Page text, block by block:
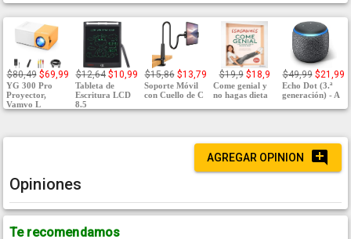
$80,49 $69,99
YG 300 Pro
Proyector,
Vamvo L
$12,64 $10,99
Tableta de
Escritura LCD
8.5
$15,86 $13,79
Soporte Móvil
con Cuello de C
$19,9 $18,9
Come genial y
no hagas dieta
$49,99 $21,99
Echo Dot (3.ª
generación) - A
AGREGAR OPINION
Opiniones
Te recomendamos